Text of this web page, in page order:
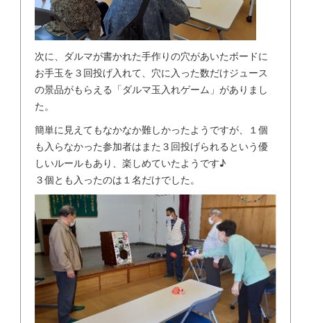
次に、ダルマが書かれた手作りの穴があいたボードに
お手玉を３回投げ入れて、穴に入った数だけジュース
の景品がもらえる「ダルマ玉入れゲーム」がありまし
た。
簡単に見えてもなかなか難しかったようですが、１個
も入らなかった参加者はまた３回投げられるという優
しいルールもあり、楽しめていたようです♪
３個とも入ったのは１名だけでした。